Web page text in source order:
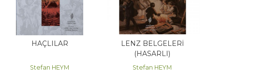
HAÇLILAR
Stefan HEYM
LENZ BELGELERİ
(HASARLI)
Stefan HEYM